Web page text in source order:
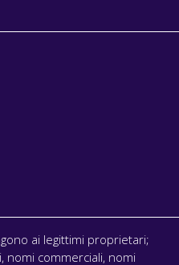
ai legittimi proprietari;
nomi commerciali, nomi